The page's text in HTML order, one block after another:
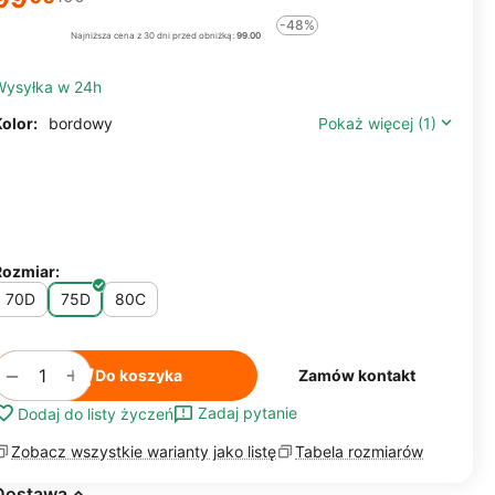
Najniższa cena z 30 dni przed obniżką: 99.00
-48%
w 24h
bordowy Pokaż więcej (1)
70D
75D 80C
+
− Do koszyka Zamów kontakt
Dodaj do listy życzeń Zadaj pytanie
Zobacz wszystkie warianty jako listę Tabela rozmiarów